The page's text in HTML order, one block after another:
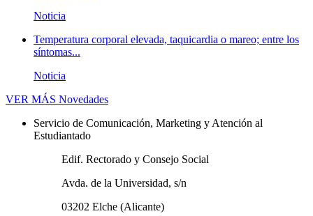
Noticia
Temperatura corporal elevada, taquicardia o mareo; entre los
síntomas...
Noticia
VER MÁS Novedades
Servicio de Comunicación, Marketing y Atención al
Estudiantado
Edif. Rectorado y Consejo Social
Avda. de la Universidad, s/n
03202 Elche (Alicante)